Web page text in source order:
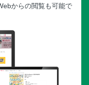
からの閲覧も可能で